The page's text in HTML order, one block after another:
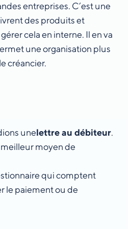
entreprises. C’est une
des produits et
cela en interne. Il en va
une organisation plus
créancier.
unelettre au débiteur.
moyen de
qui comptent
le paiement ou de